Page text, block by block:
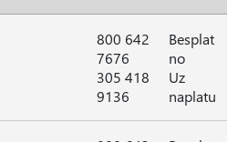
800 642
7676
305 418
9136
Besplat
no
Uz
naplatu